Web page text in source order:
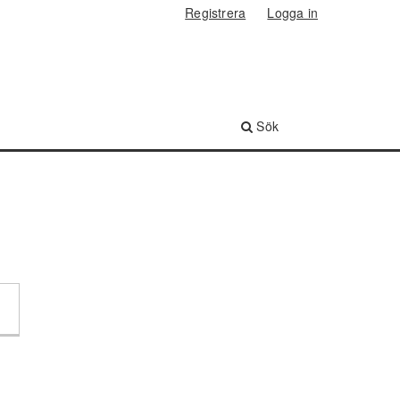
Sök
Registrera Logga in